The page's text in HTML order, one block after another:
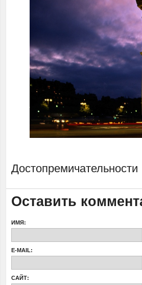
Достопремичательности
Оставить
ИМЯ:
E-MAIL:
САЙТ: